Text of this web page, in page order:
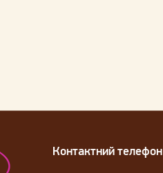
Контактний телефон